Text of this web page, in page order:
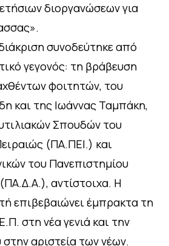
διοργανώσεων για
συνοδεύτηκε από
γεγονός: τη βράβευση
φοιτητών, του
και της Ιωάννας Ταμπάκη,
Σπουδών του
(ΠΑ.ΠΕΙ.) και
του Πανεπιστημίου
αντίστοιχα. Η
επιβεβαιώνει έμπρακτα τη
στη νέα γενιά και την
αριστεία των νέων.